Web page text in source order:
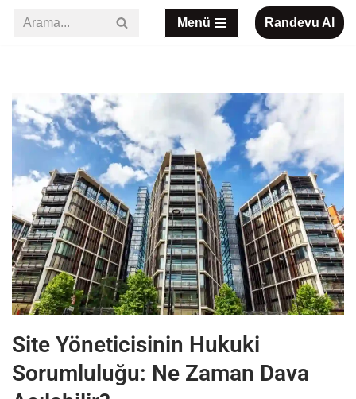
Menü Randevu Al
Site Yöneticisinin Hukuki
Sorumluluğu: Ne Zaman Dava